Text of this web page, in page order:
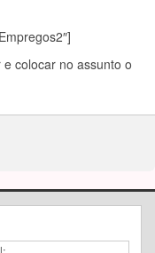
e colocar no assunto o